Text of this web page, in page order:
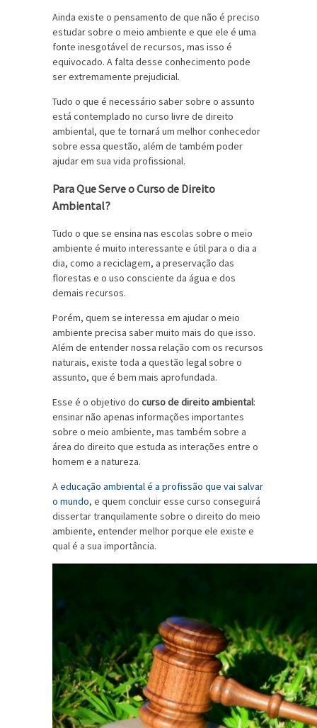
Ainda existe o pensamento de que não é preciso
estudar sobre o meio ambiente e que ele é uma
fonte inesgotável de recursos, mas isso é
equivocado. A falta desse conhecimento pode
ser extremamente prejudicial.
Tudo o que é necessário saber sobre o assunto
está contemplado no curso livre de direito
ambiental, que te tornará um melhor conhecedor
sobre essa questão, além de também poder
ajudar em sua vida profissional.
Para Que Serve o Curso de Direito
Ambiental?
Tudo o que se ensina nas escolas sobre o meio
ambiente é muito interessante e útil para o dia a
dia, como a reciclagem, a preservação das
florestas e o uso consciente da água e dos
demais recursos.
Porém, quem se interessa em ajudar o meio
ambiente precisa saber muito mais do que isso.
Além de entender nossa relação com os recursos
naturais, existe toda a questão legal sobre o
assunto, que é bem mais aprofundada.
Esse é o objetivo do curso de direito ambiental:
ensinar não apenas informações importantes
sobre o meio ambiente, mas também sobre a
área do direito que estuda as interações entre o
homem e a natureza.
Aeducação ambiental é a profissão que vai salvar
o mundo, e quem concluir esse curso conseguirá
dissertar tranquilamente sobre o direito do meio
ambiente, entender melhor porque ele existe e
qual é a sua importância.